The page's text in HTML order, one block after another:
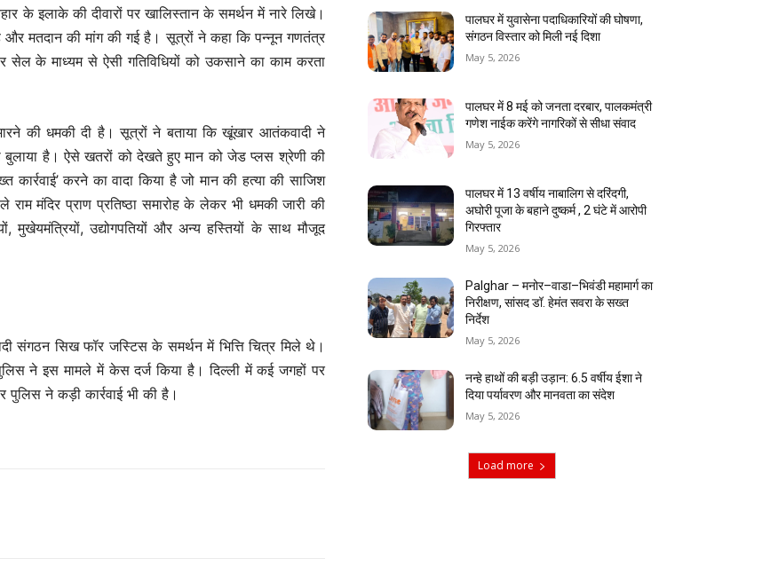
के इलाके की दीवारों पर खालिस्तान के समर्थन में नारे लिखे।
मतदान की मांग की गई है। सूत्रों ने कहा कि पन्नून गणतंत्र
के माध्यम से ऐसी गतिविधियों को उकसाने का काम करता
की धमकी दी है। सूत्रों ने बताया कि खूंखार आतंकवादी ने
बुलाया है। ऐसे खतरों को देखते हुए मान को जेड प्लस श्रेणी की
करने का वादा किया है जो मान की हत्या की साजिश
मंदिर प्राण प्रतिष्ठा समारोह के लेकर भी धमकी जारी की
मुखेयमंत्रियों, उद्योगपतियों और अन्य हस्तियों के साथ मौजूद
संगठन सिख फॉर जस्टिस के समर्थन में भित्ति चित्र मिले थे।
ने इस मामले में केस दर्ज किया है। दिल्ली में कई जगहों पर
ने कड़ी कार्रवाई भी की है।
पालघर में युवासेना पदाधिकारियों की घोषणा,
संगठन विस्तार को मिली नई दिशा
May 5, 2026
पालघर में 8 मई को जनता दरबार, पालकमंत्री
गणेश नाईक करेंगे नागरिकों से सीधा संवाद
May 5, 2026
पालघर में 13 वर्षीय नाबालिग से दरिंदगी,
अघोरी पूजा के बहाने दुष्कर्म , 2 घंटे में आरोपी
गिरफ्तार
May 5, 2026
Palghar – मनोर–वाडा–भिवंडी महामार्ग का
निरीक्षण, सांसद डॉ. हेमंत सवरा के सख्त
निर्देश
May 5, 2026
नन्हे हाथों की बड़ी उड़ान: 6.5 वर्षीय ईशा ने
दिया पर्यावरण और मानवता का संदेश
May 5, 2026
Load more